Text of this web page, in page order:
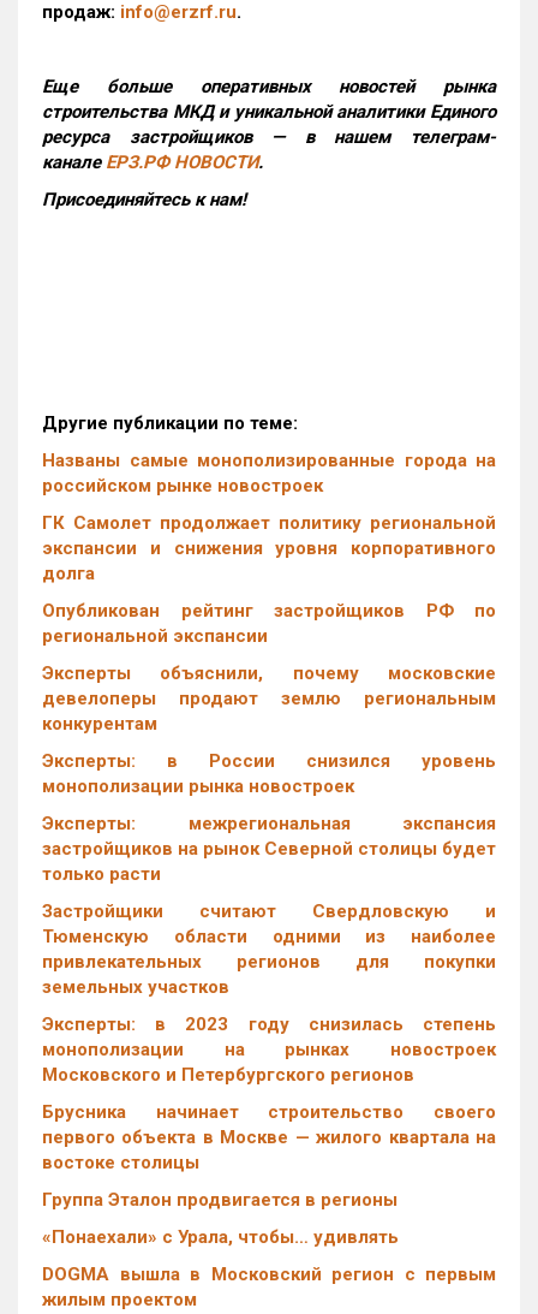
продаж: info@erzrf.ru.
Еще больше оперативных новостей рынка
строительства МКД и уникальной аналитики Единого
ресурса застройщиков — в нашем телеграм-
канале ЕРЗ.РФ НОВОСТИ.
Присоединяйтесь к нам!
Другие публикации по теме:
Названы самые монополизированные города на
российском рынке новостроек
ГК Самолет продолжает политику региональной
экспансии и снижения уровня корпоративного
долга
Опубликован рейтинг застройщиков РФ по
региональной экспансии
Эксперты объяснили, почему московские
девелоперы продают землю региональным
конкурентам
Эксперты: в России снизился уровень
монополизации рынка новостроек
Эксперты: межрегиональная экспансия
застройщиков на рынок Северной столицы будет
только расти
Застройщики считают Свердловскую и
Тюменскую области одними из наиболее
привлекательных регионов для покупки
земельных участков
Эксперты: в 2023 году снизилась степень
монополизации на рынках новостроек
Московского и Петербургского регионов
Брусника начинает строительство своего
первого объекта в Москве — жилого квартала на
востоке столицы
Группа Эталон продвигается в регионы
«Понаехали» с Урала, чтобы… удивлять
DOGMA вышла в Московский регион с первым
жилым проектом